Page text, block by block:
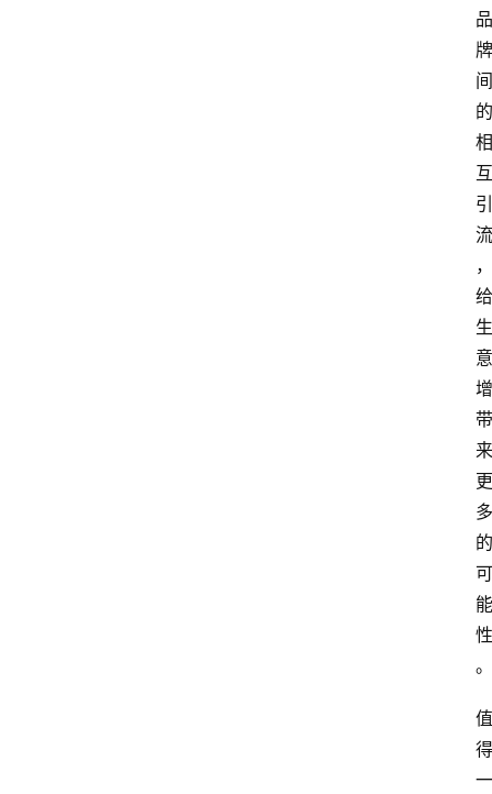
品
牌
间
的
相
互
引
流
，
给
生
意
增
带
来
更
多
的
可
能
性
。
值
得
一